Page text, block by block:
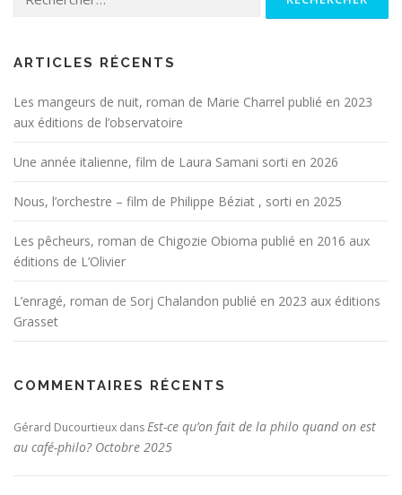
ARTICLES RÉCENTS
Les mangeurs de nuit, roman de Marie Charrel publié en 2023
aux éditions de l’observatoire
Une année italienne, film de Laura Samani sorti en 2026
Nous, l’orchestre – film de Philippe Béziat , sorti en 2025
Les pêcheurs, roman de Chigozie Obioma publié en 2016 aux
éditions de L’Olivier
L’enragé, roman de Sorj Chalandon publié en 2023 aux éditions
Grasset
COMMENTAIRES RÉCENTS
Gérard Ducourtieux dansEst-ce qu’on fait de la philo quand on est
au café-philo? Octobre 2025